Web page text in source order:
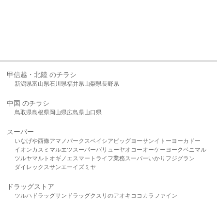
甲信越・北陸 のチラシ
新潟県富山県石川県福井県山梨県長野県
中国 のチラシ
鳥取県島根県岡山県広島県山口県
スーパー
いなげや西條アマノパークスベイシア ビッグヨーサンイトーヨーカドー
イオンカスミ マルエツスーパーバリューヤオコーオーケー ヨークベニマル
ツルヤマルト オギノ エスマート ライフ業務スーパーいかり フジグラン
ダイレックスサンエーイズミヤ
ドラッグストア
ツルハドラッグサンドラッグクスリのアオキ ココカラファイン